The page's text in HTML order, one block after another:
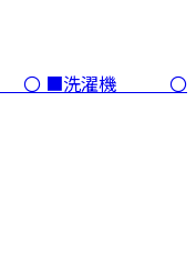
〇 ■洗濯機 〇